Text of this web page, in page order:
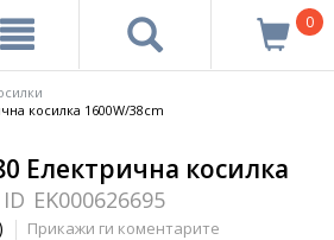
0
косилка 1600W/38cm
Електрична косилка
ID EK000626695
Прикажи ги коментарите